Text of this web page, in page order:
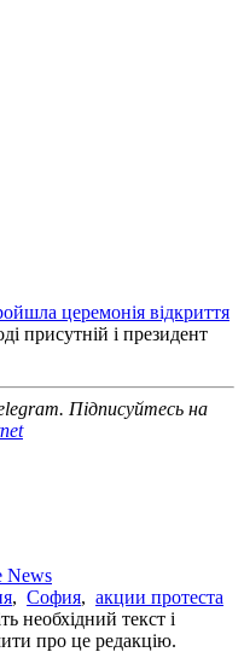
церемонія відкриття
присутній і президент
Підписуйтесь на
News
, София, акции протеста
необхідний текст і
про це редакцію.